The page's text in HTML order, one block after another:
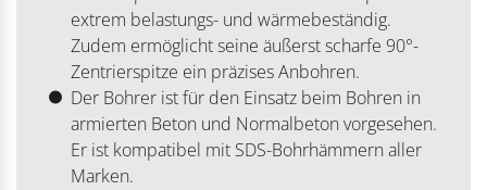
extrem belastungs- und wärmebeständig.
Zudem ermöglicht seine äußerst scharfe 90°-
Zentrierspitze ein präzises Anbohren.
Der Bohrer ist für den Einsatz beim Bohren in
armierten Beton und Normalbeton vorgesehen.
Er ist kompatibel mit SDS-Bohrhämmern aller
Marken.